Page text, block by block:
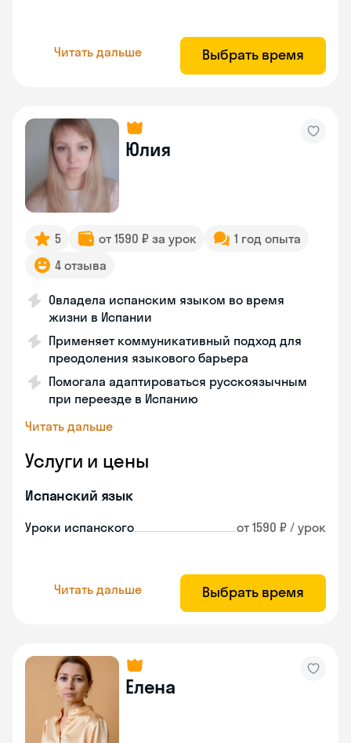
Читать дальше Выбрать время
Юлия
5 от 1590 ₽ за урок
1 год опыта
4 отзыва
Овладела испанским языком во время
жизни в Испании
Применяет коммуникативный подход для
преодоления языкового барьера
Помогала адаптироваться русскоязычным
при переезде в Испанию
Читать дальше
Услуги и цены
Испанский язык
Уроки испанского от 1590 ₽ / урок
Читать дальше Выбрать время
Елена